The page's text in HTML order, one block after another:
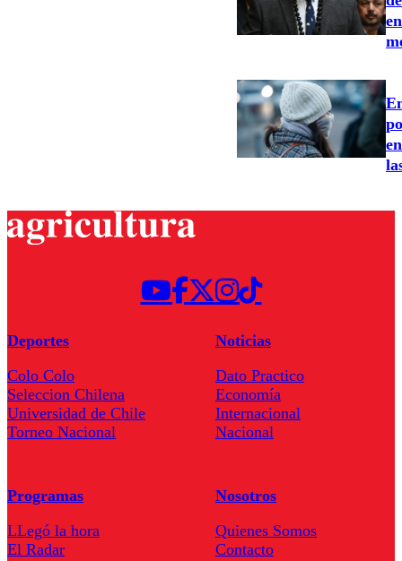
Deportes
Colo Colo
Seleccion Chilena
Universidad de Chile
Torneo Nacional
Noticias
Dato Practico
Economía
Internacional
Nacional
Programas
LLegó la hora
El Radar
Nosotros
Quienes Somos
Contacto